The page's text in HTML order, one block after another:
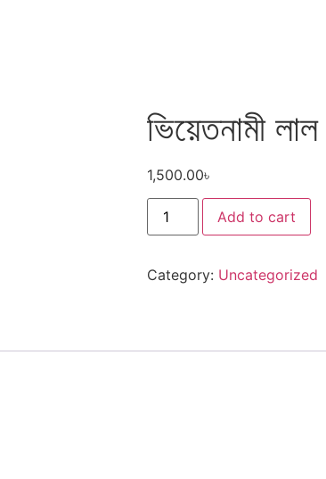
ভিয়েতনামী লাল
1,500.00৳
Add to cart
Category: Uncategorized